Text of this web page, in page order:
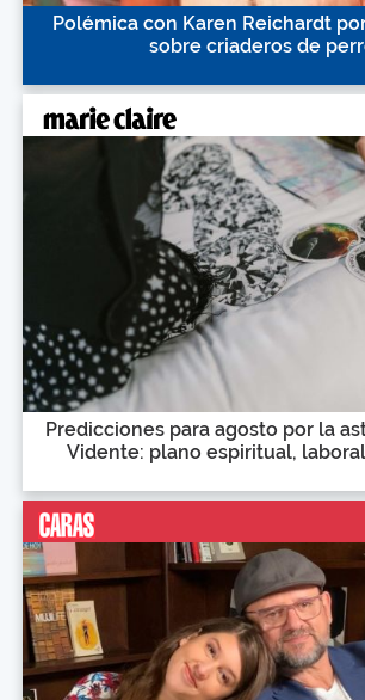
Polémica con Karen Reichardt
sobre criaderos de
Predicciones para agosto por la
Vidente: plano espiritual,